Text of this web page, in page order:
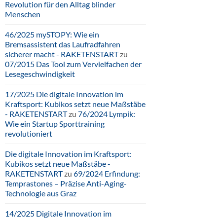
Revolution für den Alltag blinder
Menschen
46/2025 mySTOPY: Wie ein
Bremsassistent das Laufradfahren
sicherer macht - RAKETENSTARTzu
07/2015 Das Tool zum Vervielfachen der
Lesegeschwindigkeit
17/2025 Die digitale Innovation im
Kraftsport: Kubikos setzt neue Maßstäbe
- RAKETENSTARTzu 76/2024 Lympik:
Wie ein Startup Sporttraining
revolutioniert
Die digitale Innovation im Kraftsport:
Kubikos setzt neue Maßstäbe -
RAKETENSTARTzu 69/2024 Erfindung:
Temprastones – Präzise Anti-Aging-
Technologie aus Graz
14/2025 Digitale Innovation im